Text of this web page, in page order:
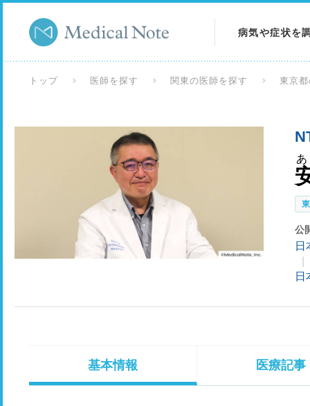
病気や症状を
検査を調べる
トップ 医師を探す 関東の医師を探す 東京
公
日
日
基本情報 医療記事